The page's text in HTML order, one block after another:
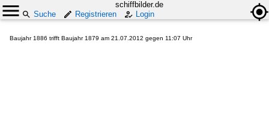
schiffbilder.de
Suche
Registrieren Login
Baujahr 1886 trifft Baujahr 1879 am 21.07.2012 gegen 11:07 Uhr